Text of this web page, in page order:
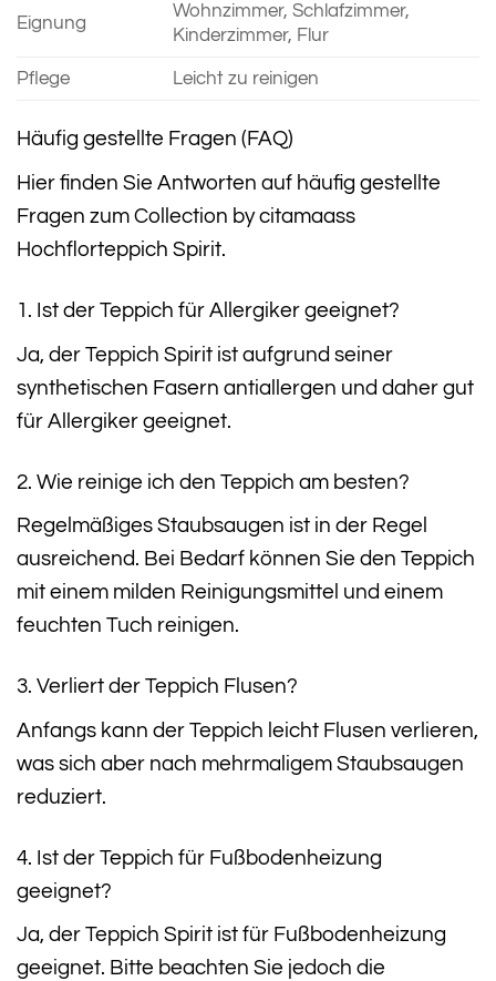
Eignung
Wohnzimmer, Schlafzimmer,
Kinderzimmer, Flur
Pflege Leicht zu reinigen
Häufig gestellte Fragen (FAQ)
Hier finden Sie Antworten auf häufig gestellte
Fragen zum Collection by citamaass
Hochflorteppich Spirit.
1. Ist der Teppich für Allergiker geeignet?
Ja, der Teppich Spirit ist aufgrund seiner
synthetischen Fasern antiallergen und daher gut
für Allergiker geeignet.
2. Wie reinige ich den Teppich am besten?
Regelmäßiges Staubsaugen ist in der Regel
ausreichend. Bei Bedarf können Sie den Teppich
mit einem milden Reinigungsmittel und einem
feuchten Tuch reinigen.
3. Verliert der Teppich Flusen?
Anfangs kann der Teppich leicht Flusen verlieren,
was sich aber nach mehrmaligem Staubsaugen
reduziert.
4. Ist der Teppich für Fußbodenheizung
geeignet?
Ja, der Teppich Spirit ist für Fußbodenheizung
geeignet. Bitte beachten Sie jedoch die